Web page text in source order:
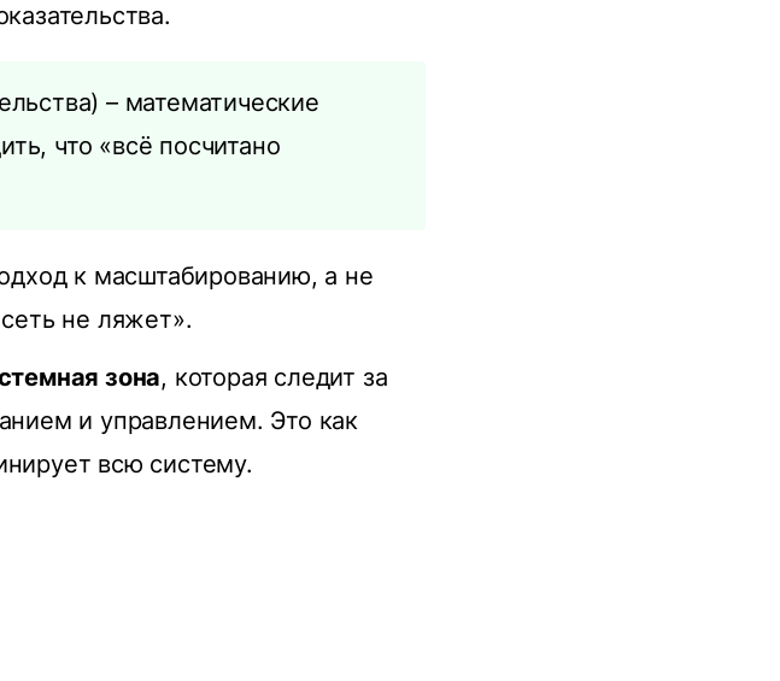
– математические
что «всё посчитано
к масштабированию, а не
не ляжет».
зона, которая следит за
и управлением. Это как
всю систему.